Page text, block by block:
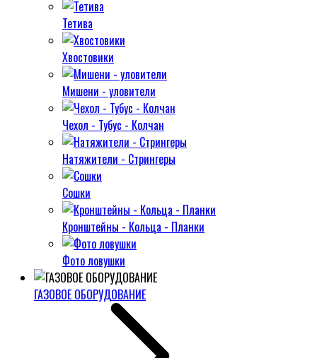
Тетива
Хвостовики
Мишени - уловители
Чехол - Тубус - Колчан
Натяжители - Стрингеры
Сошки
Кронштейны - Кольца - Планки
Фото ловушки
ГАЗОВОЕ ОБОРУДОВАНИЕ